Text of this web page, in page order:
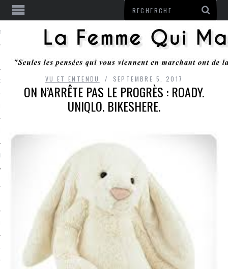
RESTER
ARCACHON
VU ET ENTENDU SEPTEMBRE 5, 2017
ON N’ARRÊTE PAS LE PROGRÈS : ROADY.
UNIQLO. BIKESHERE.